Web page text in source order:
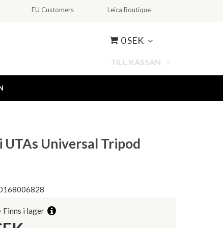
EU Customers Leica Boutique
0 SEK
TILL KASSAN
UTAs Universal Tripod
Finns i lager